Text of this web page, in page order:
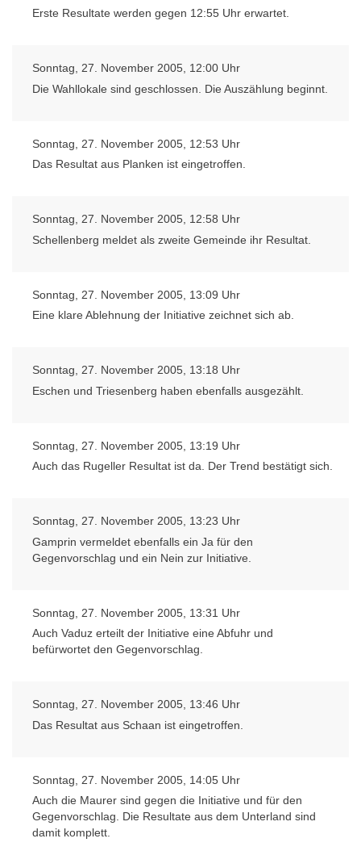
Erste Resultate werden gegen 12:55 Uhr erwartet.
Sonntag, 27. November 2005, 12:00 Uhr
Die Wahllokale sind geschlossen. Die Auszählung beginnt.
Sonntag, 27. November 2005, 12:53 Uhr
Das Resultat aus Planken ist eingetroffen.
Sonntag, 27. November 2005, 12:58 Uhr
Schellenberg meldet als zweite Gemeinde ihr Resultat.
Sonntag, 27. November 2005, 13:09 Uhr
Eine klare Ablehnung der Initiative zeichnet sich ab.
Sonntag, 27. November 2005, 13:18 Uhr
Eschen und Triesenberg haben ebenfalls ausgezählt.
Sonntag, 27. November 2005, 13:19 Uhr
Auch das Rugeller Resultat ist da. Der Trend bestätigt sich.
Sonntag, 27. November 2005, 13:23 Uhr
Gamprin vermeldet ebenfalls ein Ja für den
Gegenvorschlag und ein Nein zur Initiative.
Sonntag, 27. November 2005, 13:31 Uhr
Auch Vaduz erteilt der Initiative eine Abfuhr und
befürwortet den Gegenvorschlag.
Sonntag, 27. November 2005, 13:46 Uhr
Das Resultat aus Schaan ist eingetroffen.
Sonntag, 27. November 2005, 14:05 Uhr
Auch die Maurer sind gegen die Initiative und für den
Gegenvorschlag. Die Resultate aus dem Unterland sind
damit komplett.